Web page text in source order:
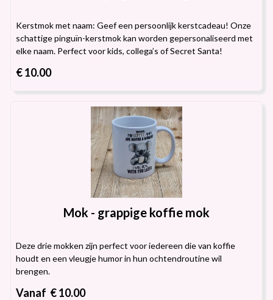
Kerstmok met naam: Geef een persoonlijk kerstcadeau! Onze
schattige pinguïn-kerstmok kan worden gepersonaliseerd met
elke naam. Perfect voor kids, collega’s of Secret Santa!
€ 10.00
Mok - grappige koffie mok
Deze drie mokken zijn perfect voor iedereen die van koffie
houdt en een vleugje humor in hun ochtendroutine wil
brengen.
Vanaf € 10.00